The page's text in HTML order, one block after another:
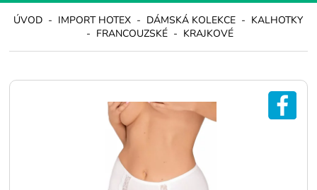
ÚVOD - IMPORT HOTEX - DÁMSKÁ KOLEKCE - KALHOTKY
- FRANCOUZSKÉ - KRAJKOVÉ